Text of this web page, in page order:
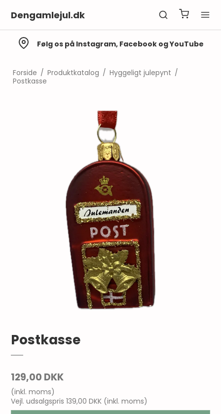
Dengamlejul.dk
Følg os på Instagram, Facebook og YouTube
Forside / Produktkatalog / Hyggeligt julepynt /
Postkasse
Postkasse
129,00 DKK
(inkl. moms)
Vejl. udsalgspris 139,00 DKK (inkl. moms)